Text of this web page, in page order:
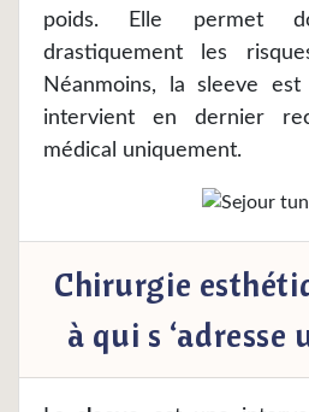
poids. Elle permet
drastiquement les
Néanmoins, la sleeve
intervient en dernier
médical uniquement.
Chirurgie
à qui s ‘adresse